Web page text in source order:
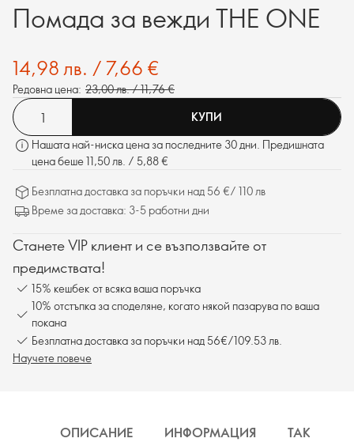
Помада за вежди THE ONE
14,98 лв. / 7,66 €
Редовна цена: 23,00 лв. / 11,76 €
КУПИ
Нашата най-ниска цена за последните 30 дни. Предишната
цена беше 11,50 лв. / 5,88 €
Безплатна доставка за поръчки над 56 €/ 110 лв
Време за доставка: 3-5 работни дни
Станете VIP клиент и се възползвайте от
предимствата!
15% кешбек от всяка ваша поръчка
10% отстъпка за споделяне, когато някой пазарува по ваша
покана
Безплатна доставка за поръчки над 56€/109.53 лв.
Научете повече
ОПИСАНИЕ ИНФОРМАЦИЯ ТАКСА